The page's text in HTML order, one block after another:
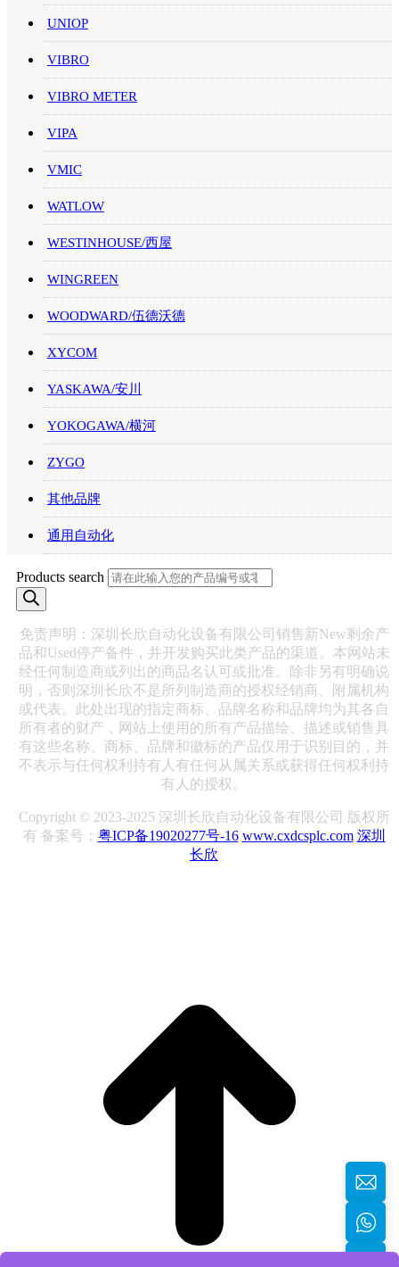
UNIOP
VIBRO
VIBRO METER
VIPA
VMIC
WATLOW
WESTINHOUSE/西屋
WINGREEN
WOODWARD/伍德沃德
XYCOM
YASKAWA/安川
YOKOGAWA/横河
ZYGO
其他品牌
通用自动化
Products search
免责声明：深圳长欣自动化设备有限公司销售新New剩余产
品和Used停产备件，并开发购买此类产品的渠道。本网站未
经任何制造商或列出的商品名认可或批准。除非另有明确说
明，否则深圳长欣不是所列制造商的授权经销商、附属机构
或代表。此处出现的指定商标、品牌名称和品牌均为其各自
所有者的财产，网站上使用的所有产品描绘、描述或销售具
有这些名称、商标、品牌和徽标的产品仅用于识别目的，并
不表示与任何权利持有人有任何从属关系或获得任何权利持
有人的授权。
Copyright © 2023-2025 深圳长欣自动化设备有限公司 版权所
有 备案号： 粤ICP备19020277号-16 www.cxdcsplc.com 深圳
长欣